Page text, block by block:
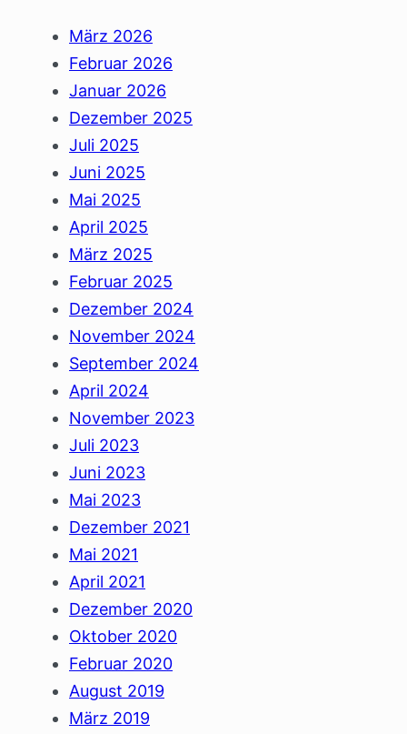
März 2026
Februar 2026
Januar 2026
Dezember 2025
Juli 2025
Juni 2025
Mai 2025
April 2025
März 2025
Februar 2025
Dezember 2024
November 2024
September 2024
April 2024
November 2023
Juli 2023
Juni 2023
Mai 2023
Dezember 2021
Mai 2021
April 2021
Dezember 2020
Oktober 2020
Februar 2020
August 2019
März 2019